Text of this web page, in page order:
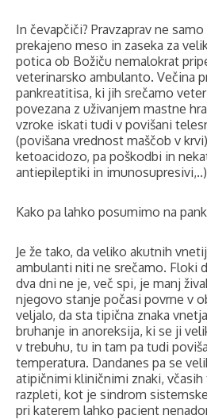
In čevapčiči? Pravzaprav ne
prekajeno meso in zaseka za
potica ob Božiču nemalokrat
veterinarsko ambulanto. Večina
pankreatitisa, ki jih srečamo
povezana z uživanjem mastne
vzroke iskati tudi v povišani
(povišana vrednost maščob v
ketoacidozo, pa poškodbi in
antiepileptiki in imunosupresivi,..)
Kako pa lahko posumimo na
Je že tako, da veliko akutnih
ambulanti niti ne srečamo. Floki
dva dni ne je, več spi, je manj
njegovo stanje počasi povrne v
veljalo, da sta tipična znaka
bruhanje in anoreksija, ki se ji
v trebuhu, tu in tam pa tudi
temperatura. Dandanes pa se
atipičnimi kliničnimi znaki,
razpleti, kot je sindrom
pri katerem lahko pacient